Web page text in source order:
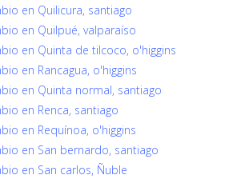
en Quilicura, santiago
en Quilpué, valparaíso
en Quinta de tilcoco, o'higgins
en Rancagua, o'higgins
en Quinta normal, santiago
en Renca, santiago
en Requínoa, o'higgins
en San bernardo, santiago
en San carlos, Ñuble